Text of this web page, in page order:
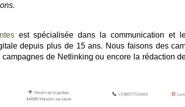
est spécialisée dans la communication et
depuis plus de 15 ans. Nous faisons des
campagnes de Netlinking ou encore la rédaction